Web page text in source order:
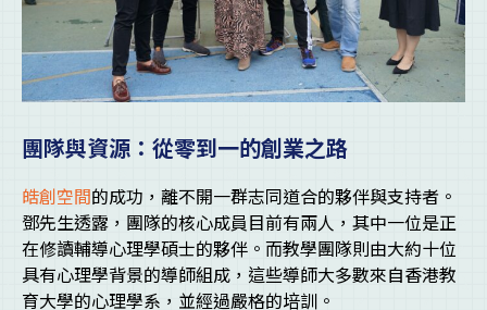
團隊與資源：從零到一的創業之路
皓創空間的成功，離不開一群志同道合的夥伴與支持者。
鄧先生透露，團隊的核心成員目前有兩人，其中一位是正
在修讀輔導心理學碩士的夥伴。而教學團隊則由大約十位
具有心理學背景的導師組成，這些導師大多數來自香港教
育大學的心理學系，並經過嚴格的培訓。